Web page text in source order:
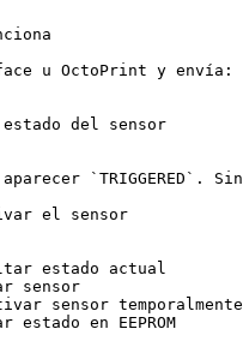
u OctoPrint y envía:
del sensor
`TRIGGERED`.
el sensor
estado actual
sensor
sensor temporalmente
en EEPROM